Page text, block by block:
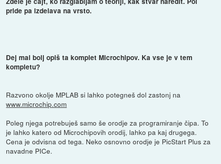
pride pa izdelava na vrsto.
Dej mal bolj opiš ta komplet Microchipov. Ka vse je v tem
kompletu?
Razvono okolje MPLAB si lahko potegneš dol zastonj na
www.microchip.com
Poleg njega potrebuješ samo še orodje za programiranje čipa. To
je lahko katero od Microchipovih orodij, lahko pa kaj drugega.
Cena je odvisna od tega. Neko osnovno orodje je PicStart Plus za
navadne PICe.